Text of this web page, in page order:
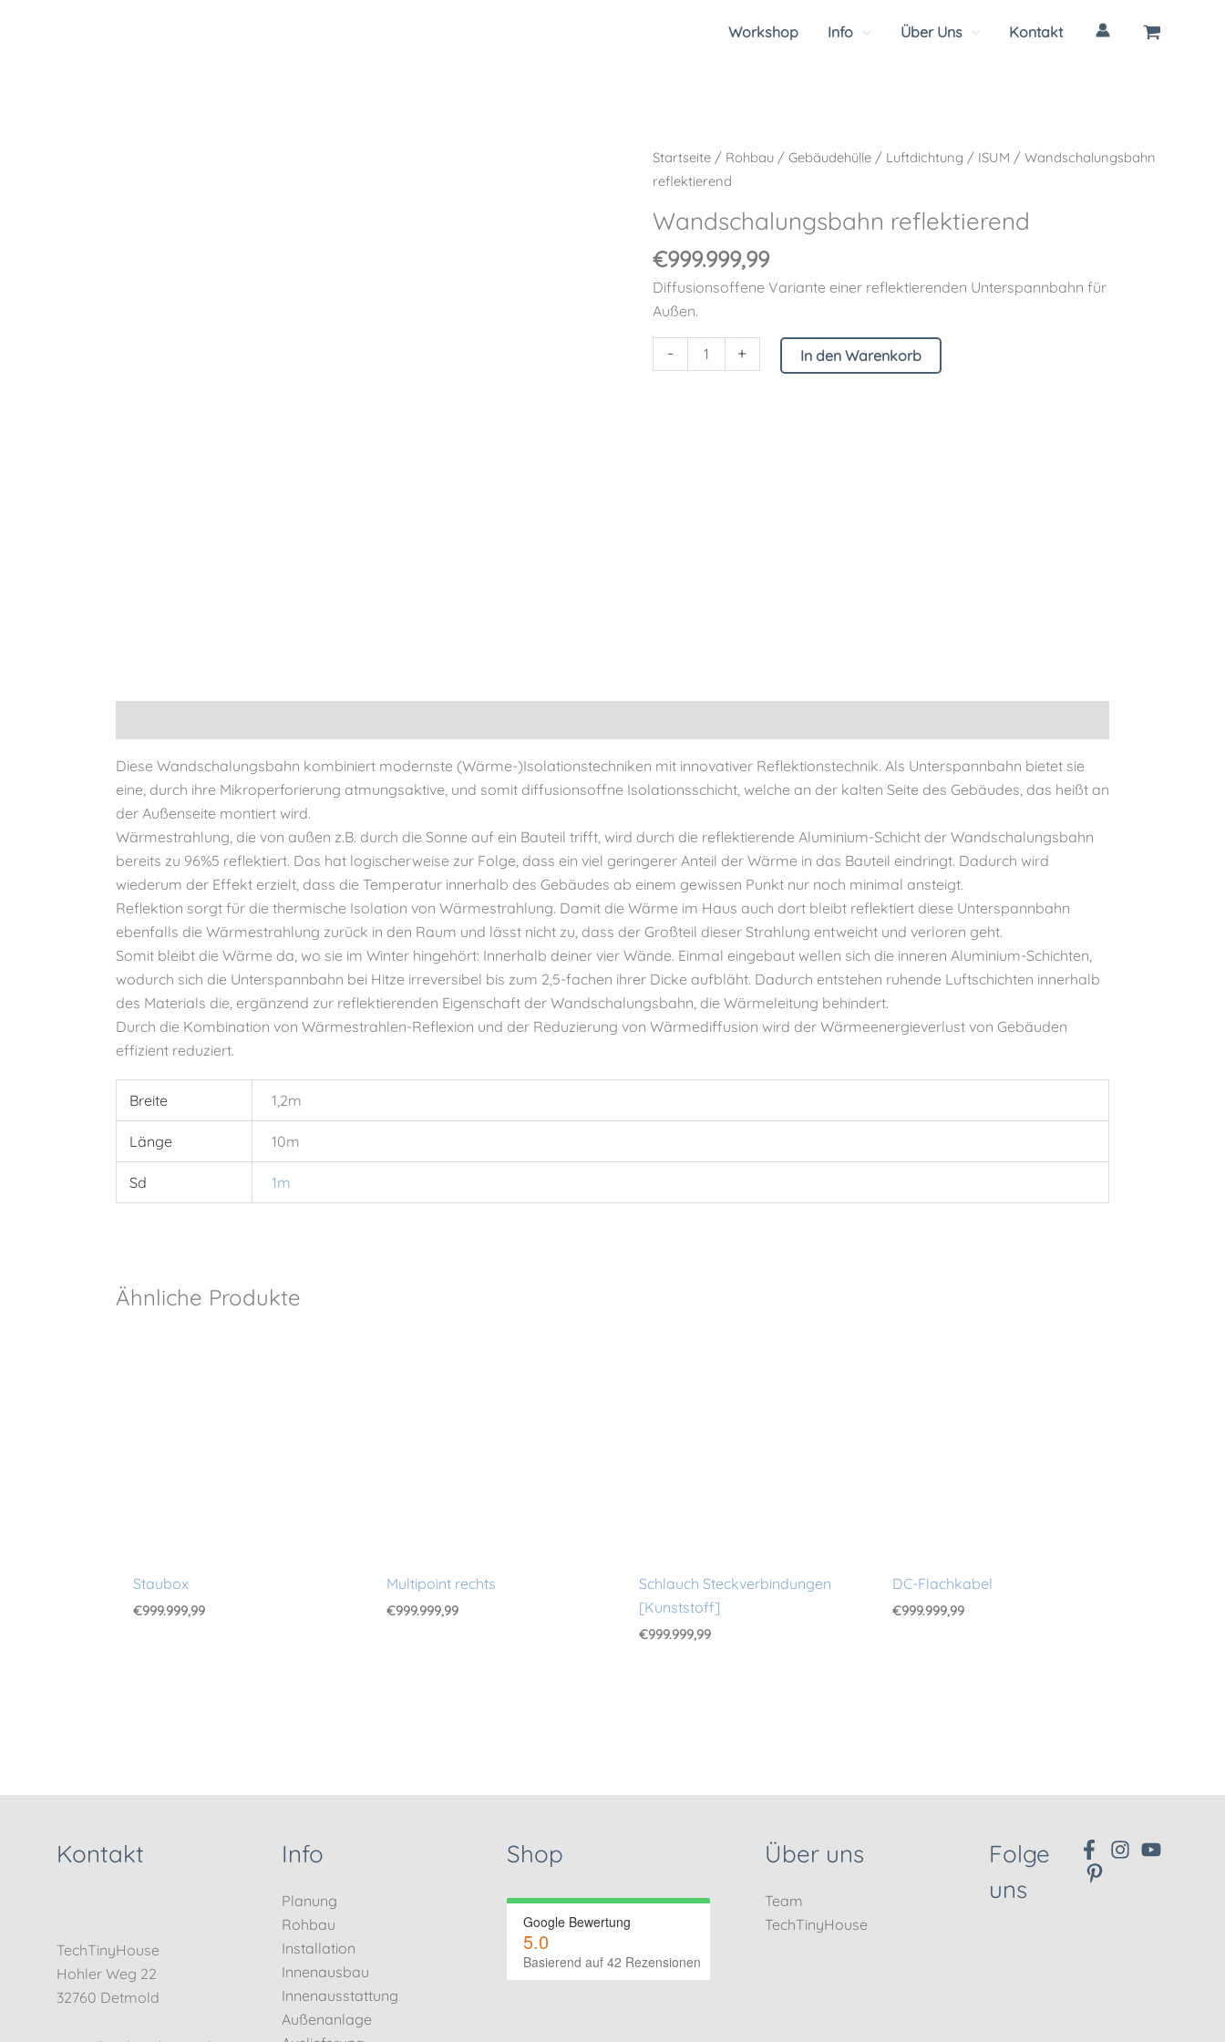
Workshop Info Über Uns Kontakt
Startseite/ Rohbau/ Gebäudehülle/ Luftdichtung / ISUM / Wandschalungsbahn
reflektierend
Wandschalungsbahn reflektierend
€999.999,99
Diffusionsoffene Variante einer reflektierenden Unterspannbahn für
Außen.
-
Wandschalungsbahn
reflektierend
+ In den Warenkorb
Diese Wandschalungsbahn kombiniert modernste (Wärme-)Isolationstechniken mit innovativer Reflektionstechnik. Als Unterspannbahn bietet sie
eine, durch ihre Mikroperforierung atmungsaktive, und somit diffusionsoffne Isolationsschicht, welche an der kalten Seite des Gebäudes, das heißt an
der Außenseite montiert wird.
Wärmestrahlung, die von außen z.B. durch die Sonne auf ein Bauteil trifft, wird durch die reflektierende Aluminium-Schicht der Wandschalungsbahn
bereits zu 96%5 reflektiert. Das hat logischerweise zur Folge, dass ein viel geringerer Anteil der Wärme in das Bauteil eindringt. Dadurch wird
wiederum der Effekt erzielt, dass die Temperatur innerhalb des Gebäudes ab einem gewissen Punkt nur noch minimal ansteigt.
Reflektion sorgt für die thermische Isolation von Wärmestrahlung. Damit die Wärme im Haus auch dort bleibt reflektiert diese Unterspannbahn
ebenfalls die Wärmestrahlung zurück in den Raum und lässt nicht zu, dass der Großteil dieser Strahlung entweicht und verloren geht.
Somit bleibt die Wärme da, wo sie im Winter hingehört: Innerhalb deiner vier Wände. Einmal eingebaut wellen sich die inneren Aluminium-Schichten,
wodurch sich die Unterspannbahn bei Hitze irreversibel bis zum 2,5-fachen ihrer Dicke aufbläht. Dadurch entstehen ruhende Luftschichten innerhalb
des Materials die, ergänzend zur reflektierenden Eigenschaft der Wandschalungsbahn, die Wärmeleitung behindert.
Durch die Kombination von Wärmestrahlen-Reflexion und der Reduzierung von Wärmediffusion wird der Wärmeenergieverlust von Gebäuden
effizient reduziert.
Breite 1,2m
Länge 10m
Sd 1m
Ähnliche Produkte
Staubox
€999.999,99
Multipoint rechts
€999.999,99
Schlauch Steckverbindungen
[Kunststoff]
€999.999,99
DC-Flachkabel
€999.999,99
Kontakt
TechTinyHouse
Hohler Weg 22
32760 Detmold
Info
Planung
Rohbau
Installation
Innenausbau
Innenausstattung
Außenanlage
Shop
Google Bewertung
5.0
Basierend auf 42 Rezensionen
Über uns
Team
TechTinyHouse
Folge
uns